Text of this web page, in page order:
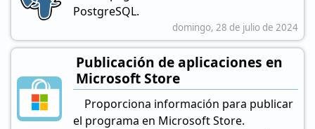
PostgreSQL.
domingo, 28 de julio de 2024
Publicación de aplicaciones en
Microsoft Store
Proporciona información para publicar
el programa en Microsoft Store.